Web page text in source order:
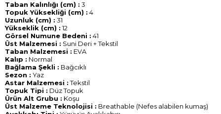
Taban Kalınlığı (cm) : 3
Topuk Yüksekliği (cm) : 4
Uzunluk (cm) : 31
Yükseklik (cm) :12
Görsel Numune Bedeni : 41
Üst Malzemesi : Suni Deri + Tekstil
Taban Malzemesi : EVA
Kalıp : Normal
Bağlama Şekli : Bağcıklı
Sezon : Yaz
Astar Malzemesi :Tekstil
Topuk Tipi : Düz Topuk
Ürün Alt Grubu : Koşu
Üst Malzeme Teknolojisi : Breathable (Nefes alabilen kumaş)